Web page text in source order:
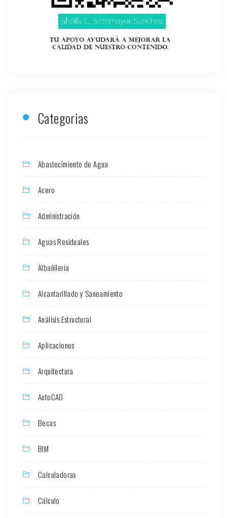
Categorias
Abastecimiento de Agua
Acero
Administración
Aguas Residuales
Albañilería
Alcantarillado y Saneamiento
Análisis Estructural
Aplicaciones
Arquitectura
AutoCAD
Becas
BIM
Calculadoras
Cálculo